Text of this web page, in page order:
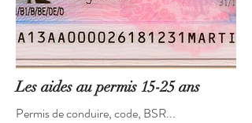
Les aides au permis 15-25 ans
Permis de conduire, code, BSR...